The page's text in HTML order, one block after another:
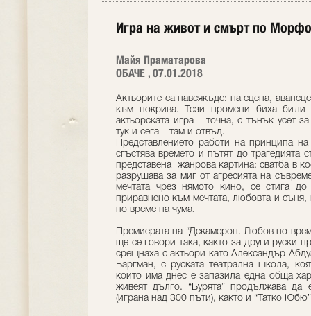
Игра на живот и смърт по
Майя Праматарова
ОБАЧЕ , 07.01.2018
Актьорите са навсякъде: на сцена,
към покрива. Тези промени биха били
актьорската игра – точна, с тънък усет
тук и сега – там и отвъд.
Представлението работи на принципа
сгъстява времето и пътят до трагедията
представена жанрова картина: сватба в
разрушава за миг от агресията на
мечтата чрез нямото кино, се стига
приравнено към мечтата, любовта и
пo време на чума.
Премиерата на “Декамерон. Любов по
ще се говори така, както за други руски
срещнаха с актьори като Александър
Баргман, с руската театрална школа,
които има днес е запазила една обща
живеят дълго. “Бурята” продължава
(играна над 300 пъти), както и “Татко